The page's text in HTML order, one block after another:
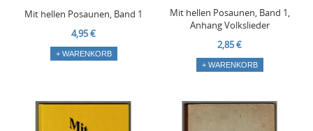
Mit hellen Posaunen, Band 1
4,95 €
+ WARENKORB
Mit hellen Posaunen, Band 1,
Anhang Volkslieder
2,85 €
+ WARENKORB